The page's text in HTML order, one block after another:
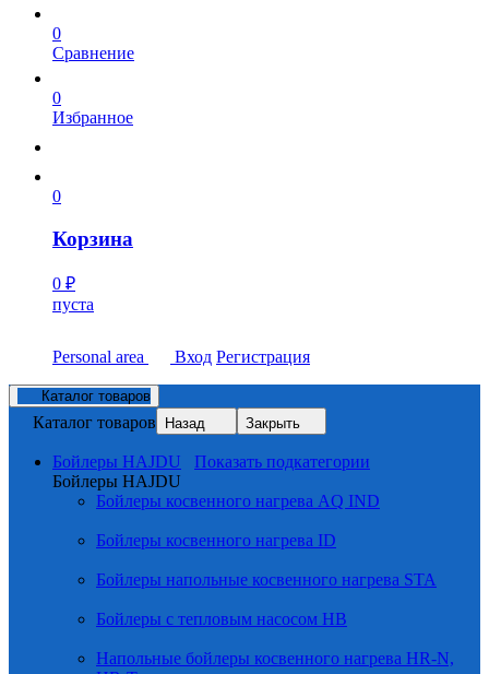
0
Сравнение
0
Избранное
0
Корзина
0 ₽
пуста
Personal area Вход Регистрация
Каталог товаров
Каталог товаров Назад Закрыть
Бойлеры HAJDU
Показать подкатегории
Бойлеры HAJDU
Бойлеры косвенного нагрева AQ IND
Бойлеры косвенного нагрева ID
Бойлеры напольные косвенного нагрева STA
Бойлеры с тепловым насосом HB
Напольные бойлеры косвенного нагрева HR-N,